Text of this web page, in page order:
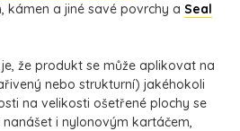
kámen a jiné savé povrchy a Seal
že produkt se může aplikovat na
nebo strukturní) jakéhokoli
na velikosti ošetřené plochy se
i nylonovým kartáčem,